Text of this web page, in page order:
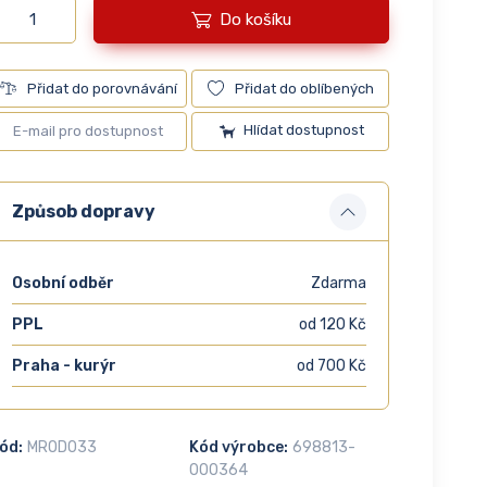
Do košíku
Přidat do porovnávání Přidat do oblíbených
Hlídat dostupnost
Způsob dopravy
Osobní odběr Zdarma
PPL od 120 Kč
Praha - kurýr od 700 Kč
MROD033 Kód výrobce: 698813-
000364